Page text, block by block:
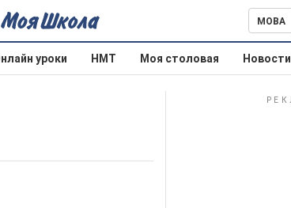
МОВА
уроки НМТ Моя столовая Новости